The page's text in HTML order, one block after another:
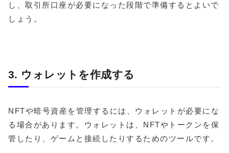
し、取引所口座が必要になった段階で準備するとよいで
しょう。
3. ウォレットを作成する
NFTや暗号資産を管理するには、ウォレットが必要にな
る場合があります。ウォレットは、NFTやトークンを保
管したり、ゲームと接続したりするためのツールです。